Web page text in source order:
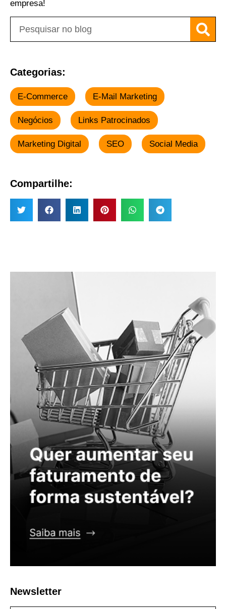
empresa!
Categorias:
E-Commerce E-Mail Marketing
Negócios Links Patrocinados
Marketing Digital SEO Social Media
Compartilhe:
Newsletter